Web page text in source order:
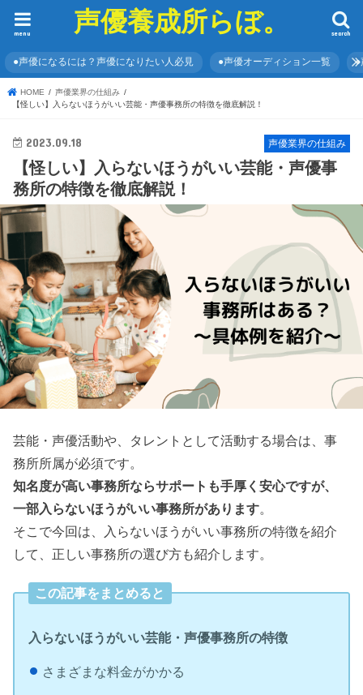
声優養成所らぼ。 search
menu
●声優になるには？声優になりたい人必見 ●声優オーディション一覧 ●
HOME
声優業界の仕組み
【怪しい】入らないほうがいい芸能・声優事務所の特徴を徹底解説！
声優業界の仕組み
2023.09.18
【怪しい】入らないほうがいい芸能・声優事
務所の特徴を徹底解説！
芸能・声優活動や、タレントとして活動する場合は、事
務所所属が必須です。
知名度が高い事務所ならサポートも手厚く安心ですが、
一部入らないほうがいい事務所があります。
そこで今回は、入らないほうがいい事務所の特徴を紹介
して、正しい事務所の選び方も紹介します。
この記事をまとめると
入らないほうがいい芸能・声優事務所の特徴
さまざまな料金がかかる